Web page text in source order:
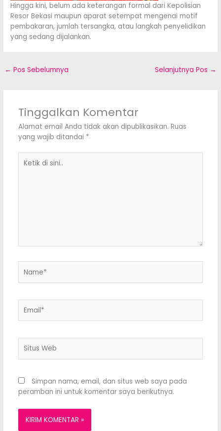
Hingga kini, belum ada keterangan formal dari Kepolisian
Resor Bekasi maupun aparat setempat mengenai motif
pembakaran, jumlah tersangka, atau langkah penyelidikan
yang sedang dijalankan.
← Pos Sebelumnya Selanjutnya Pos →
Tinggalkan Komentar
Alamat email Anda tidak akan dipublikasikan. Ruas
yang wajib ditandai *
Web
Simpan nama, email, dan situs web saya pada
peramban ini untuk komentar saya berikutnya.